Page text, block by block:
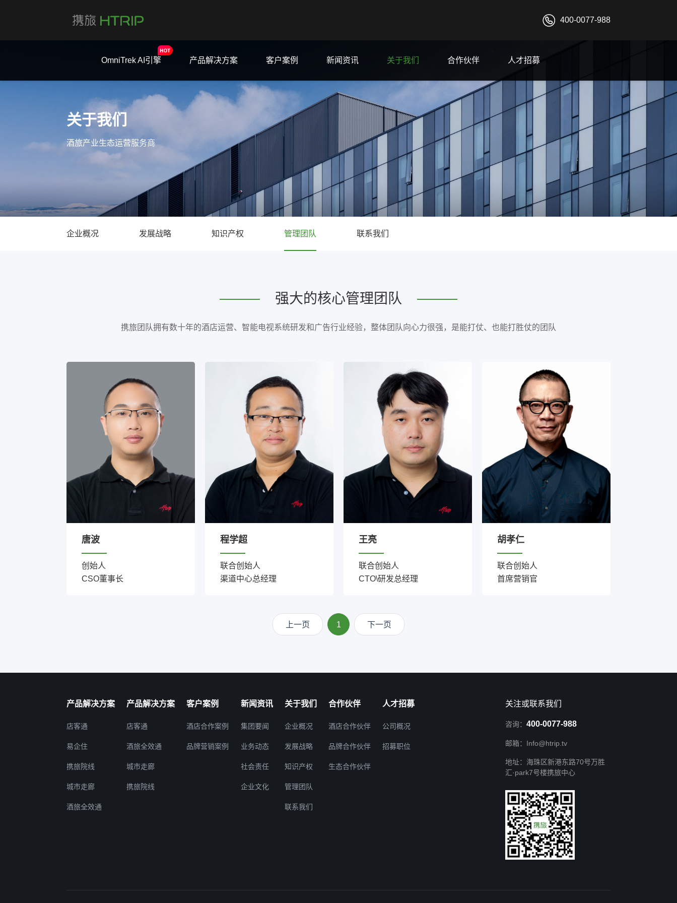
400-0077-988
OmniTrek AI引擎 产品解决方案 客户案例 新闻资讯 关于我们 合作伙伴 人才招募
关于我们
酒旅产业生态运营服务商
企业概况 发展战略 知识产权 管理团队 联系我们
强大的核心管理团队
携旅团队拥有数十年的酒店运营、智能电视系统研发和广告行业经验，整体团队向心力很强，是能打仗、也能打胜仗的团队
唐波
创始人
CSO董事长
程学超
联合创始人
渠道中心总经理
王亮
联合创始人
CTO\研发总经理
胡孝仁
联合创始人
首席营销官
上一页 1 下一页
产品解决方案
店客通
易企住
携旅院线
城市走廊
酒旅全效通
产品解决方案
店客通
酒旅全效通
城市走廊
携旅院线
客户案例
酒店合作案例
品牌营销案例
新闻资讯
集团要闻
业务动态
社会责任
企业文化
关于我们
企业概况
发展战略
知识产权
管理团队
联系我们
合作伙伴
酒店合作伙伴
品牌合作伙伴
生态合作伙伴
人才招募
公司概况
招募职位
关注或联系我们
咨询：400-0077-988
邮箱：Info@htrip.tv
地址：海珠区新港东路70号万胜
汇·park7号楼携旅中心